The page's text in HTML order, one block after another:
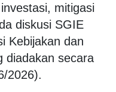
mitigasi
diskusi SGIE
Kebijakan dan
diadakan secara
2026).